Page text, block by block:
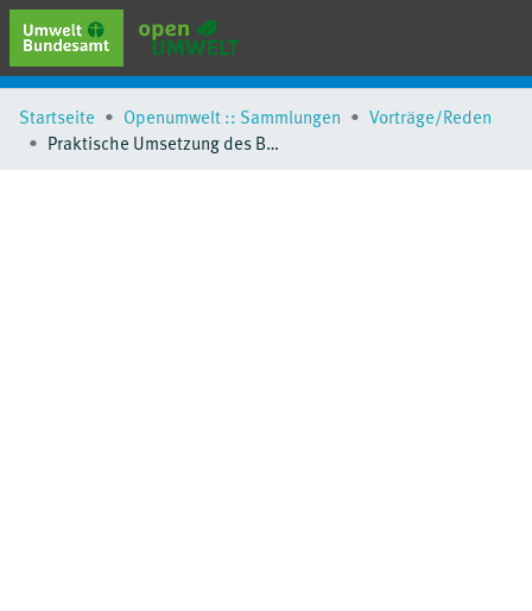
erweiterte Suche
Browse
Startseite Openumwelt :: Sammlungen
Vorträge/Reden
Praktische Umsetzung des BEHG. Vortrag.